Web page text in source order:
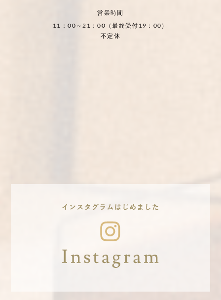
営業時間
11：00～21：00（最終受付19：00）
不定休